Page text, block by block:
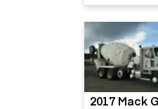
2017 Mack